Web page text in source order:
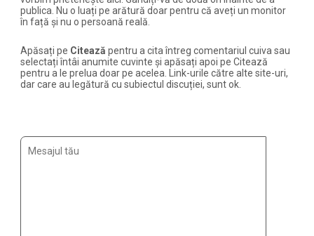
publica. Nu o luați pe arătură doar pentru că aveți un monitor
în față și nu o persoană reală.
Apăsați pe Citează pentru a cita întreg comentariul cuiva sau
selectați întâi anumite cuvinte și apăsați apoi pe Citează
pentru a le prelua doar pe acelea. Link-urile către alte site-uri,
dar care au legătură cu subiectul discuției, sunt ok.